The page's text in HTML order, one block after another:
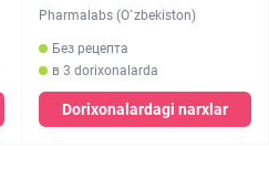
Pharmalabs (O`zbekiston)
Без рецепта
в 3 dorixonalarda
Dorixonalardagi narxlar